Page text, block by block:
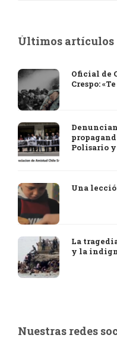
Últimos artículos
Oficial de
Crespo:
Polisario y
Una
La
y la
Nuestras redes